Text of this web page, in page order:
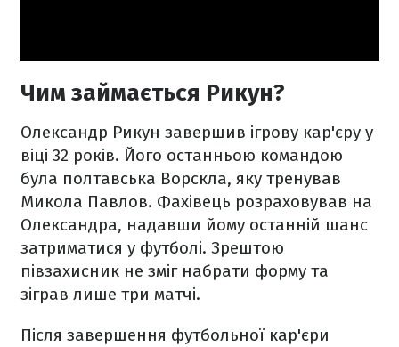
Чим займається Рикун?
Олександр Рикун завершив ігрову кар'єру у
віці 32 років. Його останньою командою
була полтавська Ворскла, яку тренував
Микола Павлов. Фахівець розраховував на
Олександра, надавши йому останній шанс
затриматися у футболі. Зрештою
півзахисник не зміг набрати форму та
зіграв лише три матчі.
Після завершення футбольної кар'єри